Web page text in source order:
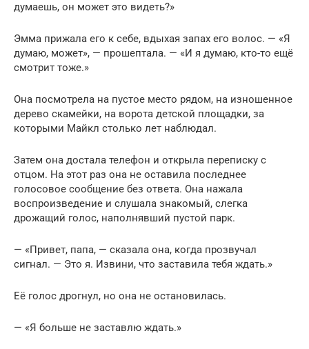
думаешь, он может это видеть?»
Эмма прижала его к себе, вдыхая запах его волос. — «Я
думаю, может», — прошептала. — «И я думаю, кто-то ещё
смотрит тоже.»
Она посмотрела на пустое место рядом, на изношенное
дерево скамейки, на ворота детской площадки, за
которыми Майкл столько лет наблюдал.
Затем она достала телефон и открыла переписку с
отцом. На этот раз она не оставила последнее
голосовое сообщение без ответа. Она нажала
воспроизведение и слушала знакомый, слегка
дрожащий голос, наполнявший пустой парк.
— «Привет, папа, — сказала она, когда прозвучал
сигнал. — Это я. Извини, что заставила тебя ждать.»
Её голос дрогнул, но она не остановилась.
— «Я больше не заставлю ждать.»